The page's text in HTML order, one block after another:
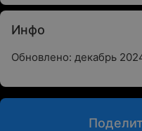
Инфо
Обновлено: декабрь